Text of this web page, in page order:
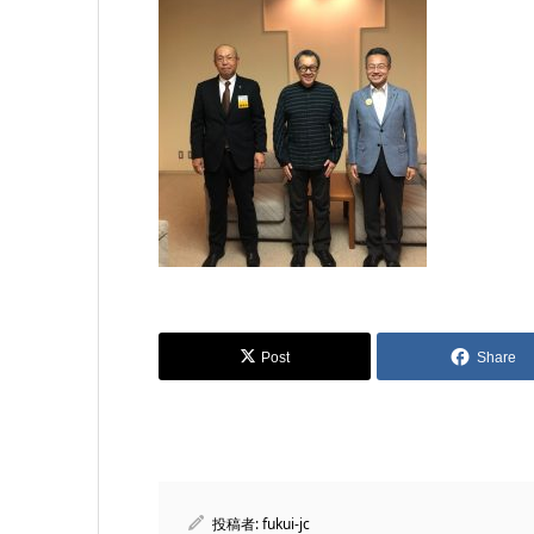
Post Share
投稿者:fukui-jc